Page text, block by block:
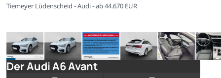
Tiemeyer Lüdenscheid - Audi - ab 44.670 EUR
Der Audi A6 Avant